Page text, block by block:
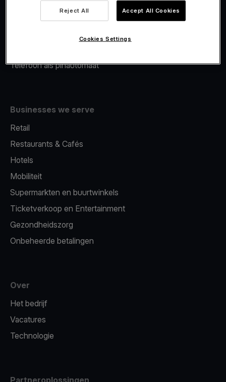
Merchant Advance
Telefoon als pinautomaat
Businesses we serve
Retail
Restaurants & Cafés
Hotels
Mobiliteit
Supermarkten en buurtwinkels
Ticketverkoop en Entertainment
Gezondheidszorg
Onbeheerde betalingen
Over
Het bedrijf
Vacatures
Technologie
Partneroplossingen
Reject All Accept All Cookies
Cookies Settings